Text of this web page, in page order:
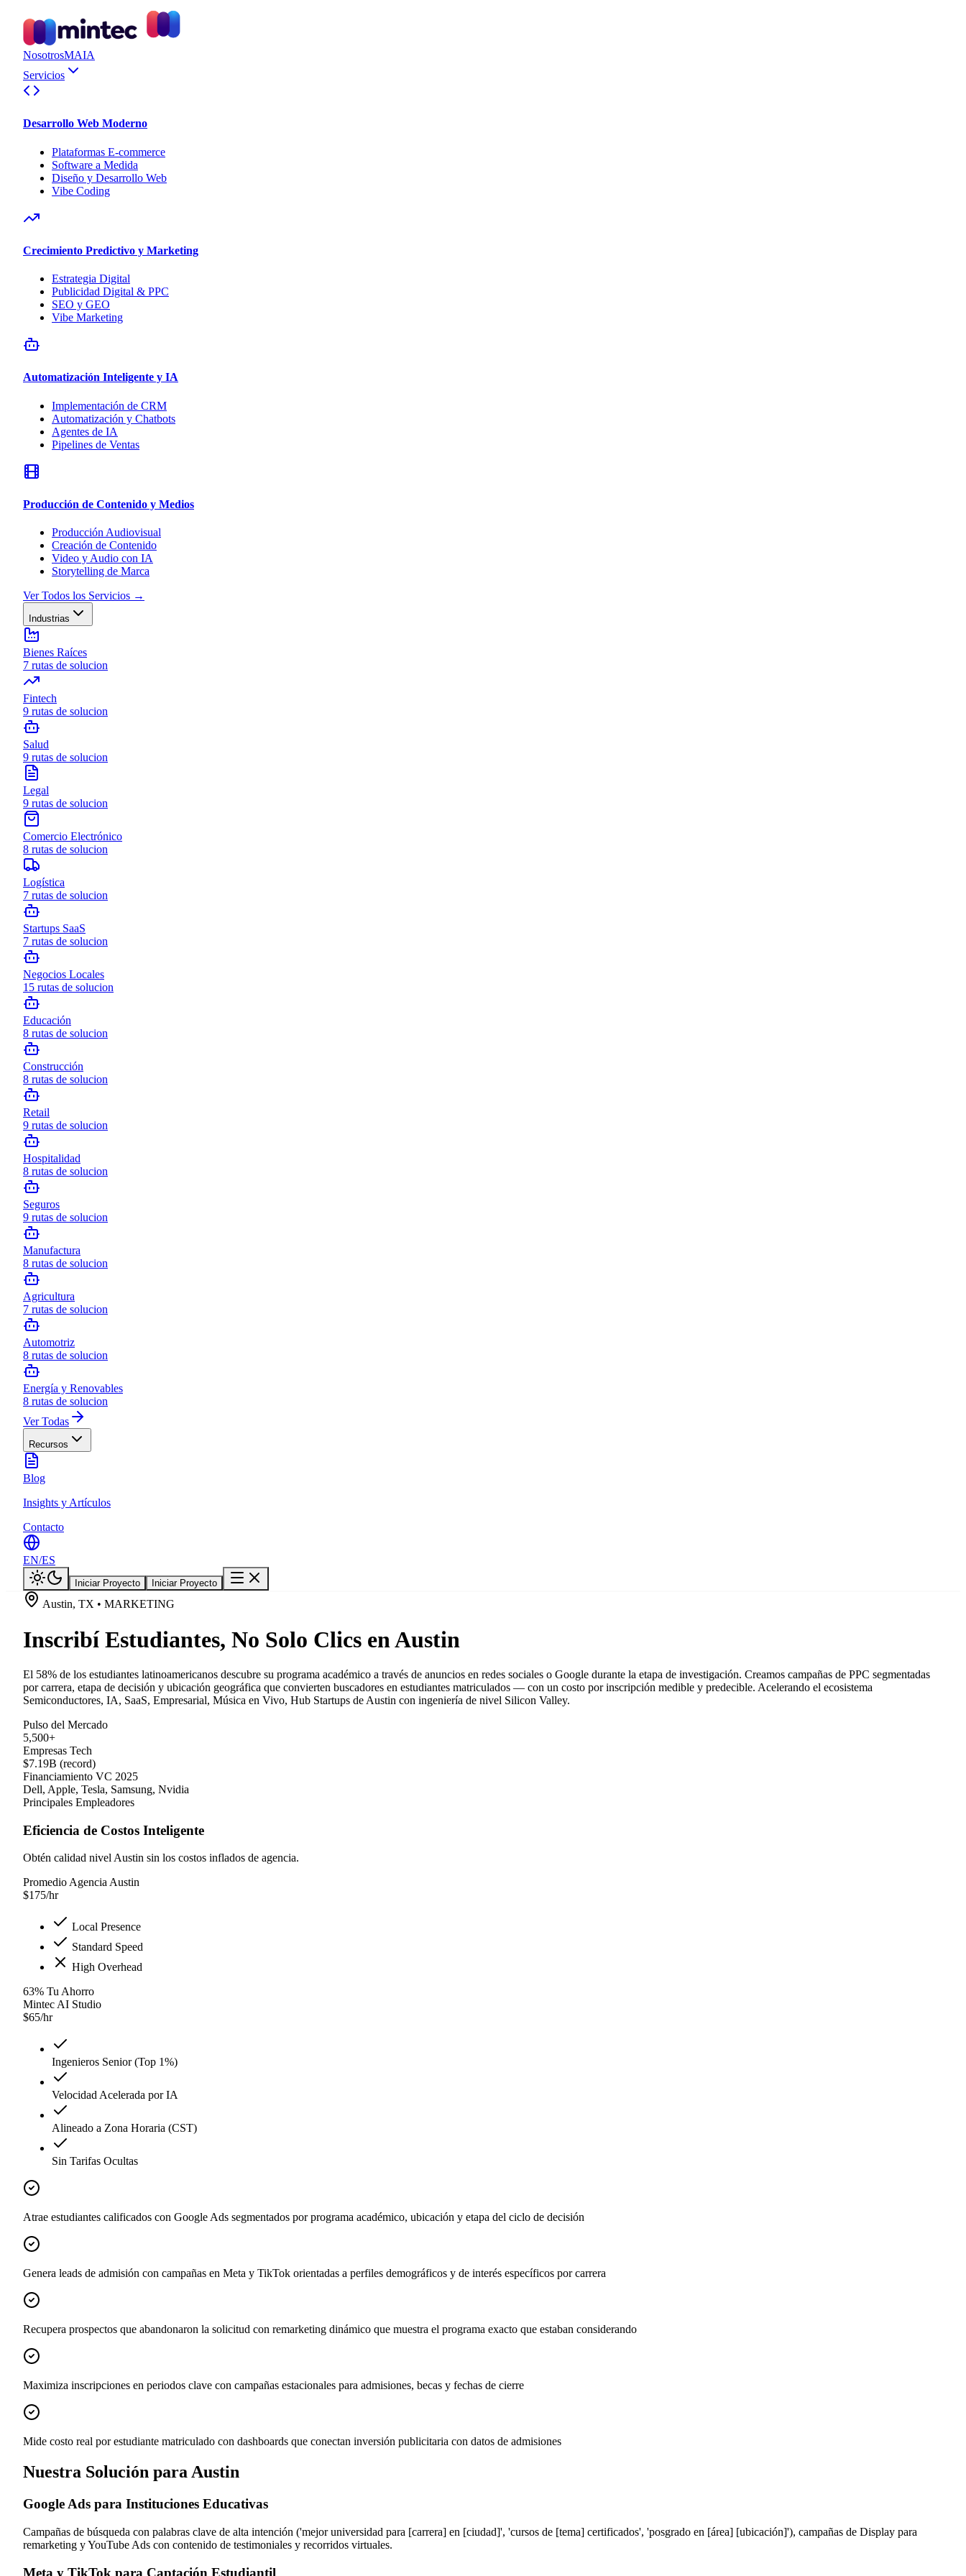
NosotrosMAIA
Servicios
Desarrollo Web Moderno
Plataformas E-commerce
Software a Medida
Diseño y Desarrollo Web
Vibe Coding
Crecimiento Predictivo y Marketing
Estrategia Digital
Publicidad Digital & PPC
SEO y GEO
Vibe Marketing
Automatización Inteligente y IA
Implementación de CRM
Automatización y Chatbots
Agentes de IA
Pipelines de Ventas
Producción de Contenido y Medios
Producción Audiovisual
Creación de Contenido
Video y Audio con IA
Storytelling de Marca
Ver Todos los Servicios →
Industrias
Bienes Raíces
7 rutas de solucion
Fintech
9 rutas de solucion
Salud
9 rutas de solucion
Legal
9 rutas de solucion
Comercio Electrónico
8 rutas de solucion
Logística
7 rutas de solucion
Startups SaaS
7 rutas de solucion
Negocios Locales
15 rutas de solucion
Educación
8 rutas de solucion
Construcción
8 rutas de solucion
Retail
9 rutas de solucion
Hospitalidad
8 rutas de solucion
Seguros
9 rutas de solucion
Manufactura
8 rutas de solucion
Agricultura
7 rutas de solucion
Automotriz
8 rutas de solucion
Energía y Renovables
8 rutas de solucion
Ver Todas
Recursos
Blog
Insights y Artículos
Contacto
EN/ES
Iniciar Proyecto Iniciar Proyecto
Austin, TX • MARKETING
Inscribí Estudiantes, No Solo Clics en Austin
El 58% de los estudiantes latinoamericanos descubre su programa académico a través de anuncios en redes sociales o Google durante la etapa de investigación. Creamos campañas de PPC segmentadas
por carrera, etapa de decisión y ubicación geográfica que convierten buscadores en estudiantes matriculados — con un costo por inscripción medible y predecible. Acelerando el ecosistema
Semiconductores, IA, SaaS, Empresarial, Música en Vivo, Hub Startups de Austin con ingeniería de nivel Silicon Valley.
Pulso del Mercado
5,500+
Empresas Tech
$7.19B (record)
Financiamiento VC 2025
Dell, Apple, Tesla, Samsung, Nvidia
Principales Empleadores
Eficiencia de Costos Inteligente
Obtén calidad nivel Austin sin los costos inflados de agencia.
Promedio Agencia Austin
$175/hr
Local Presence
Standard Speed
High Overhead
63% Tu Ahorro
Mintec AI Studio
$65/hr
Ingenieros Senior (Top 1%)
Velocidad Acelerada por IA
Alineado a Zona Horaria (CST)
Sin Tarifas Ocultas
Atrae estudiantes calificados con Google Ads segmentados por programa académico, ubicación y etapa del ciclo de decisión
Genera leads de admisión con campañas en Meta y TikTok orientadas a perfiles demográficos y de interés específicos por carrera
Recupera prospectos que abandonaron la solicitud con remarketing dinámico que muestra el programa exacto que estaban considerando
Maximiza inscripciones en periodos clave con campañas estacionales para admisiones, becas y fechas de cierre
Mide costo real por estudiante matriculado con dashboards que conectan inversión publicitaria con datos de admisiones
Nuestra Solución para Austin
Google Ads para Instituciones Educativas
Campañas de búsqueda con palabras clave de alta intención ('mejor universidad para [carrera] en [ciudad]', 'cursos de [tema] certificados', 'posgrado en [área] [ubicación]'), campañas de Display para
remarketing y YouTube Ads con contenido de testimoniales y recorridos virtuales.
Meta y TikTok para Captación Estudiantil